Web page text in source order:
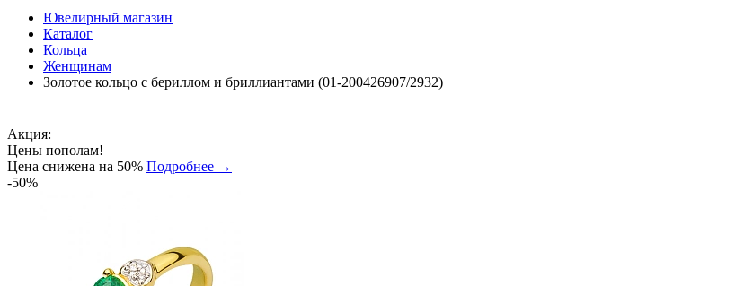
Ювелирный магазин
Каталог
Кольца
Женщинам
Золотое кольцо с бериллом и бриллиантами (01-200426907/2932)
Акция:
Цены пополам!
Цена снижена на 50% Подробнее →
-50%